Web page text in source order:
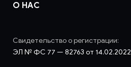
О НАС
Свидетельство о регистрации:
ЭЛ № ФС 77 — 82763 от 14.02.2022